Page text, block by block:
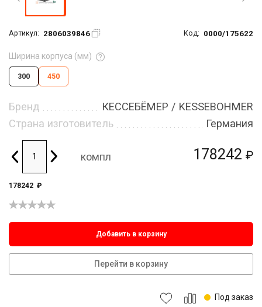
Артикул: 2806039846 Код: 0000/175622
178242 ₽
Ширина корпуса (мм)
300 450
Бренд
КЕССЕБЁМЕР / KESSEBOHMER
Страна изготовитель
Германия
компл
178242 ₽
Добавить в корзину
Перейти в корзину
Под заказ